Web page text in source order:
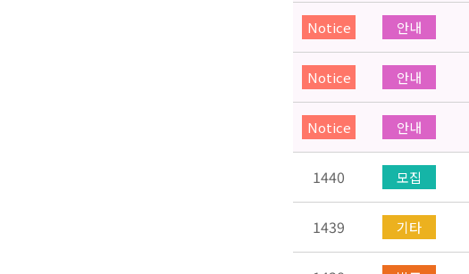
Notice 안내
Notice 안내
Notice 안내
1440 모집
1439 기타